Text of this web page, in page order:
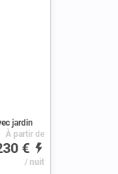
jardin
À partir de
€
/ nuit